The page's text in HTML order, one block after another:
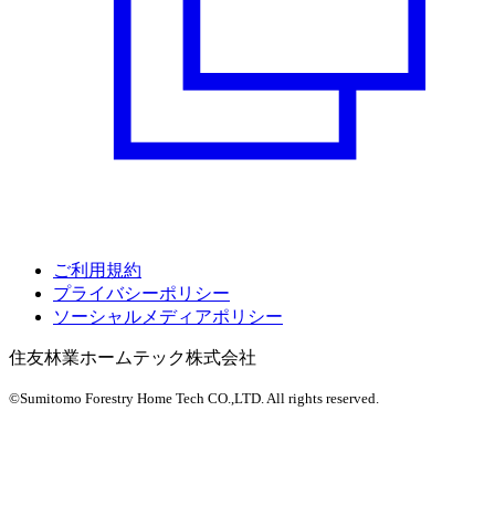
ご利用規約
プライバシーポリシー
ソーシャルメディアポリシー
住友林業ホームテック株式会社
©Sumitomo Forestry Home Tech CO.,LTD. All rights reserved.